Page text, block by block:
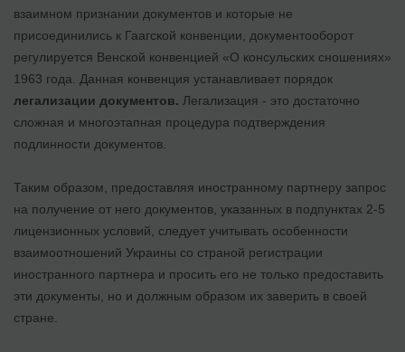
взаимном признании документов и которые не
присоединились к Гаагской конвенции, документооборот
регулируется Венской конвенцией «О консульских сношениях»
1963 года. Данная конвенция устанавливает порядок
легализации документов. Легализация - это достаточно
сложная и многоэтапная процедура подтверждения
подлинности документов.
Таким образом, предоставляя иностранному партнеру запрос
на получение от него документов, указанных в подпунктах 2-5
лицензионных условий, следует учитывать особенности
взаимоотношений Украины со страной регистрации
иностранного партнера и просить его не только предоставить
эти документы, но и должным образом их заверить в своей
стране.